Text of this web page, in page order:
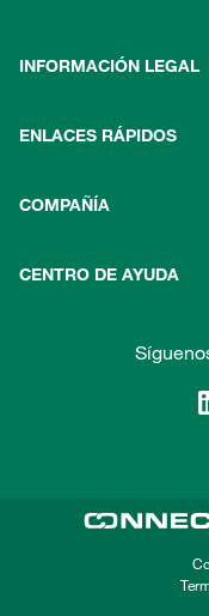
INFORMACIÓN LEGAL
ENLACES RÁPIDOS
COMPAÑÍA
CENTRO DE AYUDA